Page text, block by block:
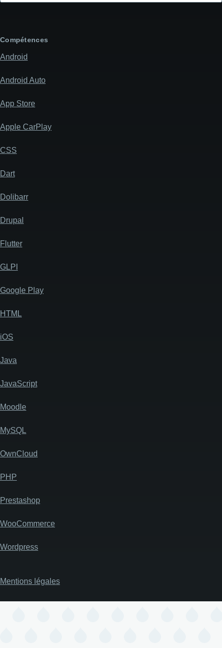
message
Compétences
Android
Android Auto
App Store
Apple CarPlay
CSS
Dart
Dolibarr
Drupal
Flutter
GLPI
Google Play
HTML
iOS
Java
JavaScript
Moodle
MySQL
OwnCloud
PHP
Prestashop
WooCommerce
Wordpress
Pied
page
Mentions légales